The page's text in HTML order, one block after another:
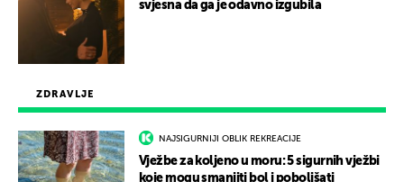
ZDRAVLJE
NAJSIGURNIJI OBLIK REKREACIJE
Vježbe za koljeno u moru: 5 sigurnih vježbi
koje mogu smanjiti bol i poboljšati
svjesna da ga je odavno izgubila